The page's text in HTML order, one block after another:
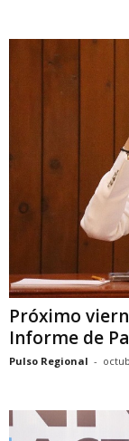
Próximo
Informe de
Pulso Regional -